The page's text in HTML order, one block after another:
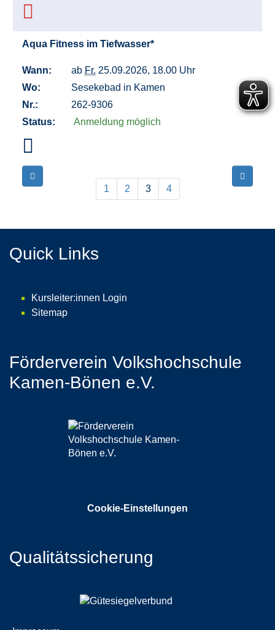
Aqua Fitness im Tiefwasser*
Wann: ab Fr. 25.09.2026, 18.00 Uhr
Wo:
Sesekebad in Kamen
Nr.:
262-9306
Status:
Anmeldung möglich
Seite
3
blättern
1 2 3 4
Quick Links
Kursleiter:innen Login
Sitemap
Förderverein Volkshochschule
Kamen-Bönen e.V.
Cookie-Einstellungen
Qualitätssicherung